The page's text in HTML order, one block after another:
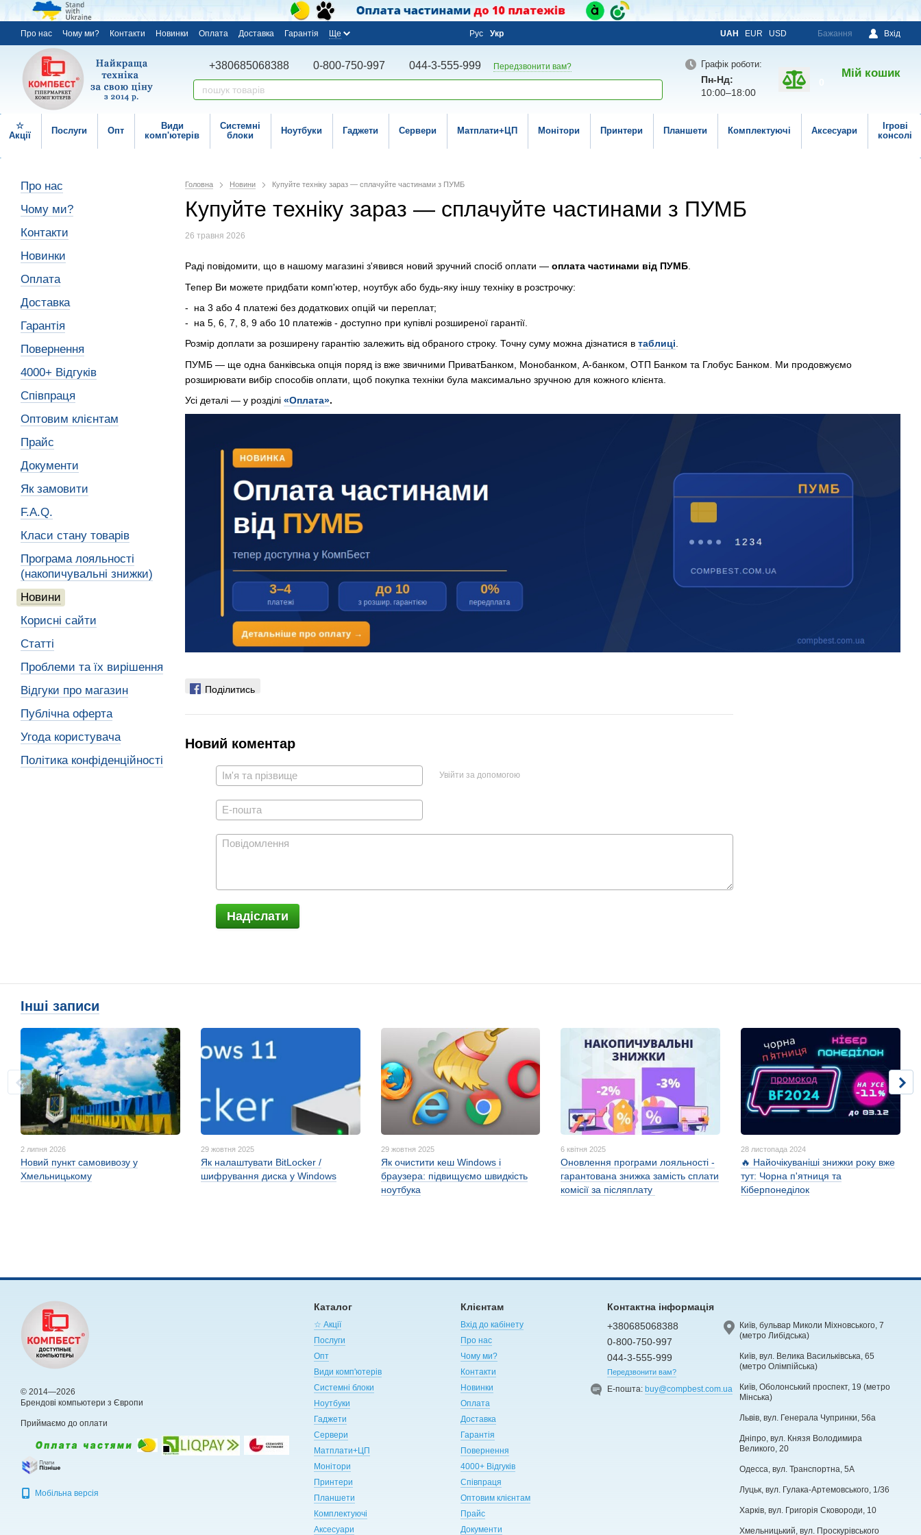
Про нас Чому ми? Контакти Новинки Оплата Доставка Гарантія Ще Рус Укр UAH EUR USD Бажання Вхід
+380685068388 0-800-750-997 044-3-555-999 Передзвонити вам? Графік роботи:
Пн-Нд:
10:00–18:00
Мій кошик
☆
Акції
Послуги Опт
Види
комп'ютерів
Системні
блоки
Ноутбуки Гаджети Сервери Матплати+ЦП Монітори Принтери Планшети Комплектуючі Аксесуари
Ігрові
консолі
Головна Новини Купуйте техніку зараз — сплачуйте частинами з ПУМБ
Купуйте техніку зараз — сплачуйте частинами з ПУМБ
26 травня 2026
Раді повідомити, що в нашому магазині з'явився новий зручний спосіб оплати — оплата частинами від ПУМБ
Тепер Ви можете придбати комп'ютер, ноутбук або будь-яку іншу техніку в розстрочку:
- на 3 або 4 платежі без додаткових опцій чи переплат;
- на 5, 6, 7, 8, 9 або 10 платежів - доступно при купівлі розширеної гарантії.
Розмір доплати за розширену гарантію залежить від обраного строку. Точну суму можна дізнатися в таблиці.
ПУМБ — ще одна банківська опція поряд із вже звичними ПриватБанком, Монобанком, А-банком, ОТП Банком та Глобус Банком. Ми продовжуємо
розширювати вибір способів оплати, щоб покупка техніки була максимально зручною для кожного клієнта.
Усі деталі — у розділі «Оплата».
Поділитись
Новий коментар
Увійти за допомогою
Надіслати
Про нас
Чому ми?
Контакти
Новинки
Оплата
Доставка
Гарантія
Повернення
4000+ Відгуків
Співпраця
Оптовим клієнтам
Прайс
Документи
Як замовити
F.A.Q.
Класи стану товарів
Програма лояльності
(накопичувальні знижки)
Новини
Корисні сайти
Статті
Проблеми та їх вирішення
Відгуки про магазин
Публічна оферта
Угода користувача
Політика конфіденційності
Інші записи
2 липня 2026
Новий пункт самовивозу у
Хмельницькому
29 жовтня 2025
Як налаштувати BitLocker /
шифрування диска у Windows
29 жовтня 2025
Як очистити кеш Windows і
браузера: підвищуємо швидкість
ноутбука
6 квітня 2025
Оновлення програми лояльності -
гарантована знижка замість сплати
комісії за післяплату
28 листопада 2024
🔥 Найочікуваніші знижки року вже
тут: Чорна п'ятниця та
Кіберпонеділок
© 2014—2026
Брендові компьютери з Європи
Приймаємо до оплати
Мобільна версія
Каталог
☆ Акції
Послуги
Опт
Види комп'ютерів
Системні блоки
Ноутбуки
Гаджети
Сервери
Матплати+ЦП
Монітори
Принтери
Планшети
Комплектуючі
Аксесуари
Клієнтам
Вхід до кабінету
Про нас
Чому ми?
Контакти
Новинки
Оплата
Доставка
Гарантія
Повернення
4000+ Відгуків
Співпраця
Оптовим клієнтам
Прайс
Документи
Контактна інформація
+380685068388
0-800-750-997
044-3-555-999
Передзвонити вам?
Е-пошта:buy@compbest.com.ua
Київ, бульвар Миколи Міхновського, 7
(метро Либідська)
Київ, вул. Велика Васильківська, 65
(метро Олімпійська)
Київ, Оболонський проспект, 19 (метро
Мінська)
Львів, вул. Генерала Чупринки, 56а
Дніпро, вул. Князя Володимира
Великого, 20
Одесса, вул. Транспортна, 5А
Луцьк, вул. Гулака-Артемовського, 1/36
Харків, вул. Григорія Сковороди, 10
Хмельницький, вул. Проскурівського